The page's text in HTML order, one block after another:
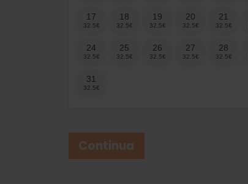
17 18 19 20 21
24 25 26 27 28
31
Continua